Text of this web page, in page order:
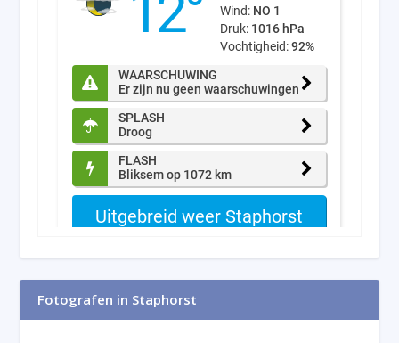
Fotografen in Staphorst